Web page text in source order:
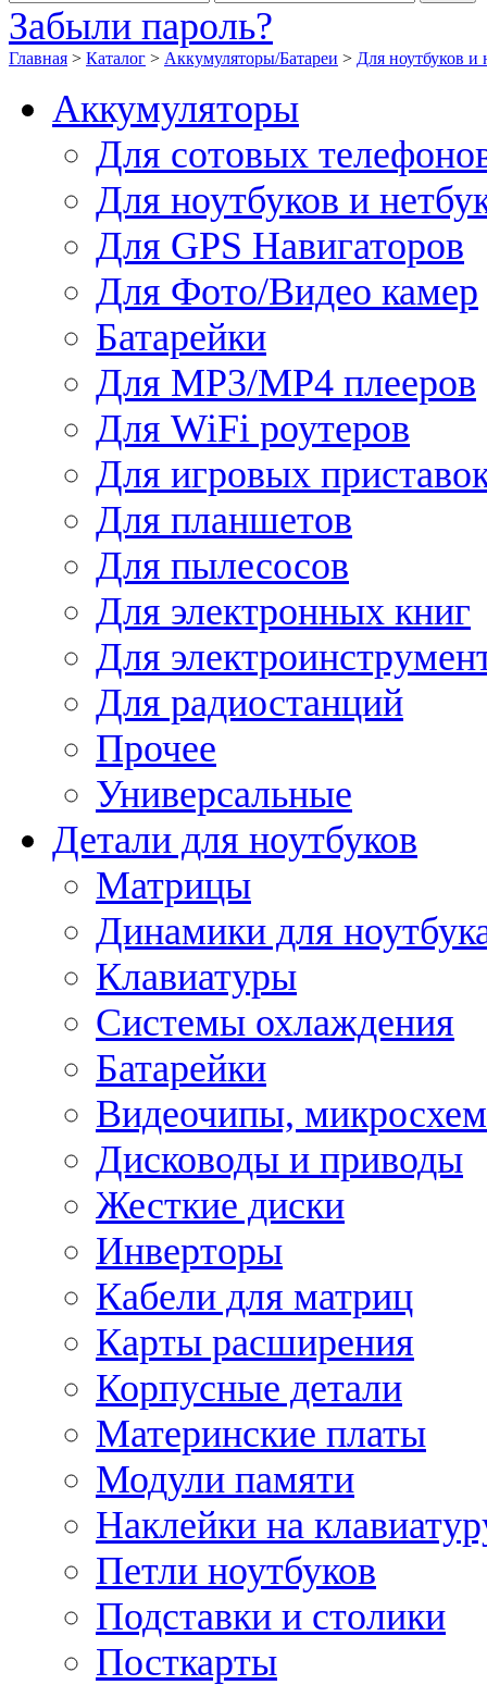
Забыли пароль?
Главная > Каталог > Аккумуляторы/Батареи > Для ноутбуков и
Аккумуляторы
Для сотовых
Для ноутбуков и
Для GPS Навигаторов
Для Фото/Видео камер
Батарейки
Для MP3/MP4 плееров
Для WiFi роутеров
Для игровых
Для планшетов
Для пылесосов
Для электронных книг
Для
Для радиостанций
Прочее
Универсальные
Детали для ноутбуков
Матрицы
Динамики для
Клавиатуры
Системы охлаждения
Батарейки
Видеочипы,
Дисководы и приводы
Жесткие диски
Инверторы
Кабели для матриц
Карты расширения
Корпусные детали
Материнские платы
Модули памяти
Наклейки на
Петли ноутбуков
Подставки и столики
Посткарты